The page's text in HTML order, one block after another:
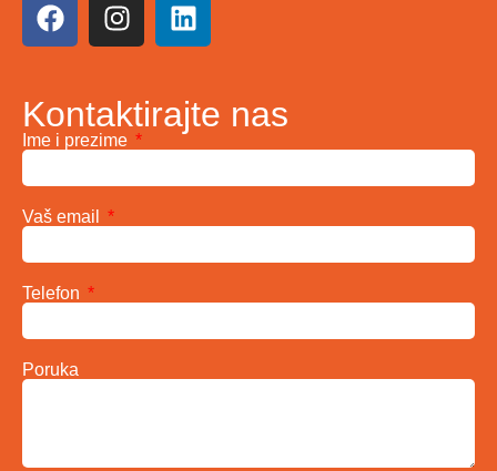
Kontaktirajte nas
Ime i prezime
Vaš email
Telefon
Poruka